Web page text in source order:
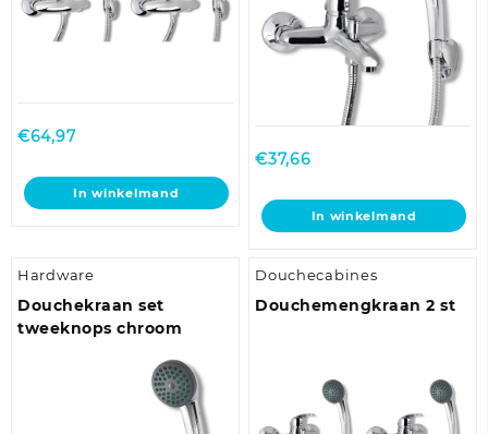
de
productpagina
€64,97
In winkelmand
€37,66
In winkelmand
Hardware
Douchekraan set
tweeknops chroom
Douchecabines
Douchemengkraan 2 st